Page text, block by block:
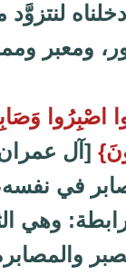
لنتزوَّد
ومعبر
اصْبِرُوا
[آل عمران:
في
وهي